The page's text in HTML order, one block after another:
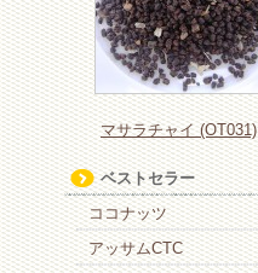
マサラチャイ (OT031)
ベストセラー
ココナッツ
アッサムCTC